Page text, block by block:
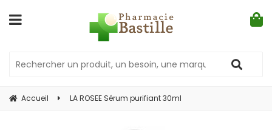
Accueil LA ROSEE Sérum purifiant 30ml